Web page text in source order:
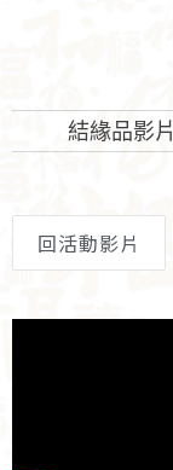
結緣品影片
回活動影片